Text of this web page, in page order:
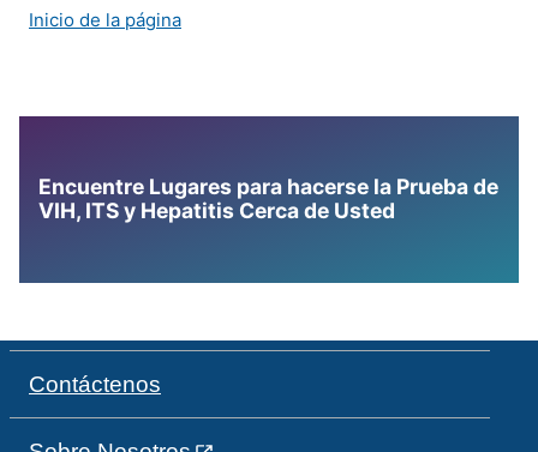
Inicio de la página
Encuentre Lugares para hacerse la Prueba de
VIH, ITS y Hepatitis Cerca de Usted
Contáctenos